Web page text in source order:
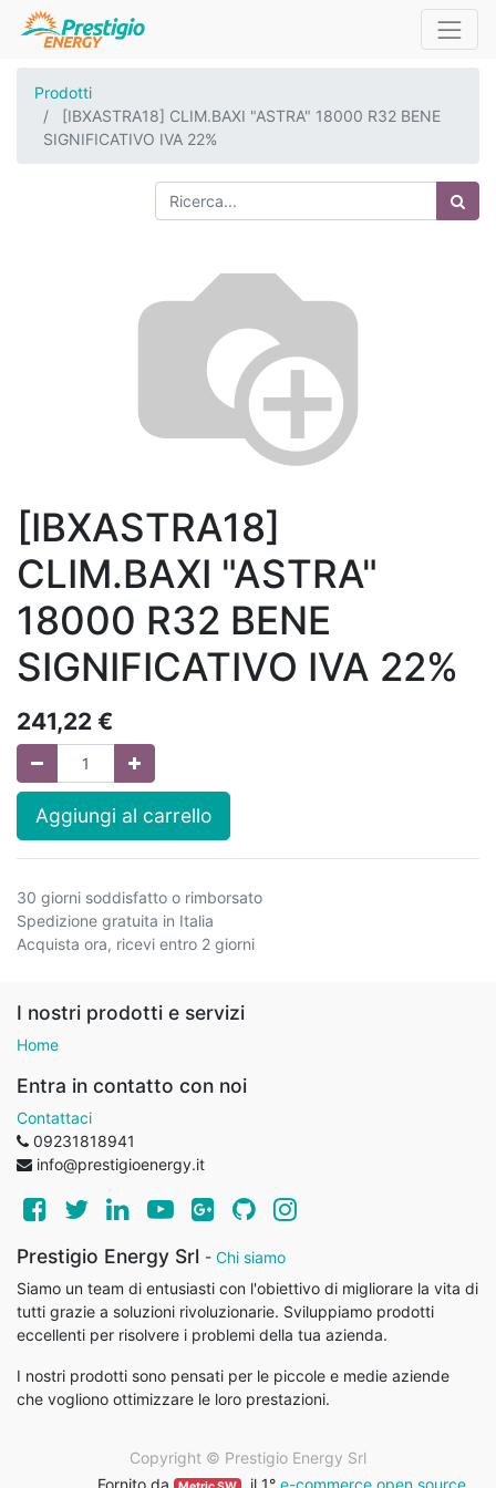
Prodotti
[IBXASTRA18] CLIM.BAXI "ASTRA" 18000 R32 BENE
SIGNIFICATIVO IVA 22%
[IBXASTRA18]
CLIM.BAXI "ASTRA"
18000 R32 BENE
SIGNIFICATIVO IVA 22%
241,22 €
Aggiungi al carrello
30 giorni soddisfatto o rimborsato
Spedizione gratuita in Italia
Acquista ora, ricevi entro 2 giorni
I nostri prodotti e servizi
Home
Entra in contatto con noi
Contattaci
09231818941
info@prestigioenergy.it
Prestigio Energy Srl - Chi siamo
Siamo un team di entusiasti con l'obiettivo di migliorare la vita di
tutti grazie a soluzioni rivoluzionarie. Sviluppiamo prodotti
eccellenti per risolvere i problemi della tua azienda.
I nostri prodotti sono pensati per le piccole e medie aziende
che vogliono ottimizzare le loro prestazioni.
Copyright © Prestigio Energy Srl
Fornito da
, il 1° e-commerce open source